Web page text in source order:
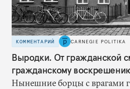
КОММЕНТАРИЙ CARNEGIE POLITIKA
Выродки. От гражданской
гражданскому
Нынешние борцы с врагами